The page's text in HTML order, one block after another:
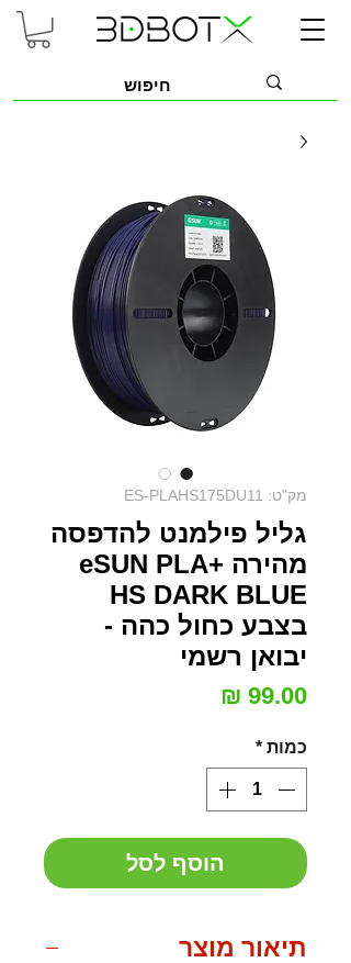
מק"ט: ES-PLAHS175DU11
גליל פילמנט להדפסה
מהירה eSUN PLA+
HS DARK BLUE
בצבע כחול כהה -
יבואן רשמי
כמות *
הוסף לסל
תיאור מוצר